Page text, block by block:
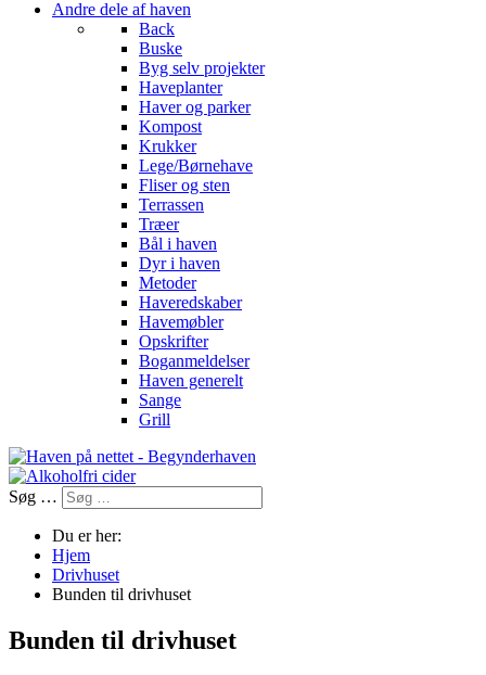
Andre dele af haven
Back
Buske
Byg selv projekter
Haveplanter
Haver og parker
Kompost
Krukker
Lege/Børnehave
Fliser og sten
Terrassen
Træer
Bål i haven
Dyr i haven
Metoder
Haveredskaber
Havemøbler
Opskrifter
Boganmeldelser
Haven generelt
Sange
Grill
Søg …
Du er her:
Hjem
Drivhuset
Bunden til drivhuset
Bunden til drivhuset